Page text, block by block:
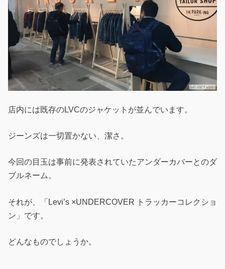
店内には既存のLVCのジャケットが並んでいます。
ジーンズは一切置かない、潔さ。
今回の目玉は事前に発表されていたアンダーカバーとのダ
ブルネーム。
それが、「Levi’s ×UNDERCOVER トラッカーコレクショ
ン」です。
どんなものでしょうか。